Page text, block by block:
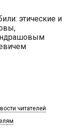
этические и
читателей